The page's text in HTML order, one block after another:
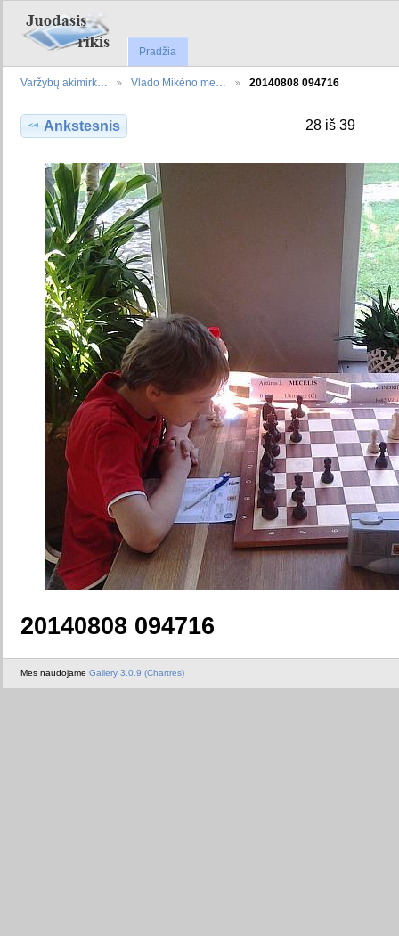
Pradžia
Varžybų akimirk… Vlado Mikėno me… 20140808 094716
Ankstesnis 28 iš 39
20140808 094716
Mes naudojame Gallery 3.0.9 (Chartres)